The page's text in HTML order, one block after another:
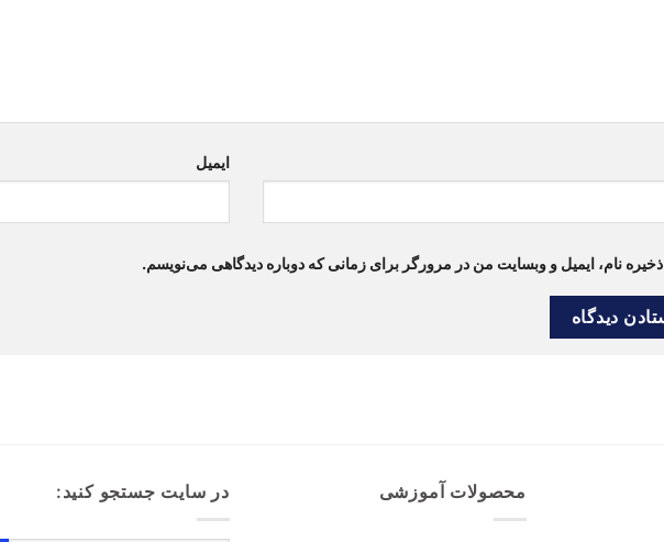
ایمیل
ذخیره نام، ایمیل و وبسایت من در مرورگر برای زمانی که دوباره دیدگاهی می‌نویسم.
محصولات آموزشی در سایت جستجو کنید: